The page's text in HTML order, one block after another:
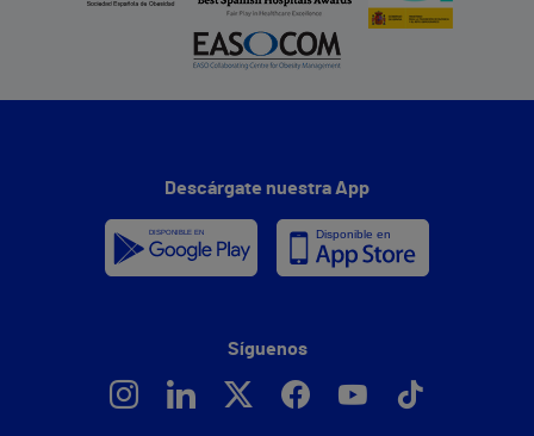
Descárgate nuestra App
Síguenos